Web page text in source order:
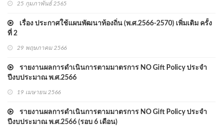
25 กุมภาพันธ์ 2565
เรื่อง ประกาศใช้แผนพัฒนาท้องถิ่น (พ.ศ.2566-2570) เพิ่มเติม ครั้ง
ที่ 2
29 พฤษภาคม 2566
รายงานผลการดำเนินการตามมาตรการ NO Gift Policy ประจำ
ปีงบประมาณ พ.ศ.2566
19 เมษายน 2566
รายงานผลการดำเนินการตามมาตรการ NO Gift Policy ประจำ
ปีงบประมาณ พ.ศ.2566 (รอบ 6 เดือน)